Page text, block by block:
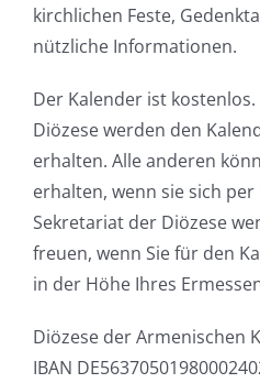
kirchlichen Feste,
nützliche Informationen.
Der Kalender ist
Diözese werden den
erhalten. Alle anderen
erhalten, wenn sie sich per
Sekretariat der Diözese
freuen, wenn Sie für den
in der Höhe Ihres
Diözese der Armenischen
IBAN